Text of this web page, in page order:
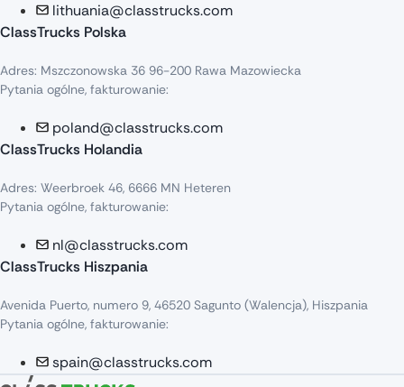
lithuania@classtrucks.com
ClassTrucks Polska
Adres: Mszczonowska 36 96-200 Rawa Mazowiecka
Pytania ogólne, fakturowanie:
poland@classtrucks.com
ClassTrucks Holandia
Adres: Weerbroek 46, 6666 MN Heteren
Pytania ogólne, fakturowanie:
nl@classtrucks.com
ClassTrucks Hiszpania
Avenida Puerto, numero 9, 46520 Sagunto (Walencja), Hiszpania
Pytania ogólne, fakturowanie:
spain@classtrucks.com